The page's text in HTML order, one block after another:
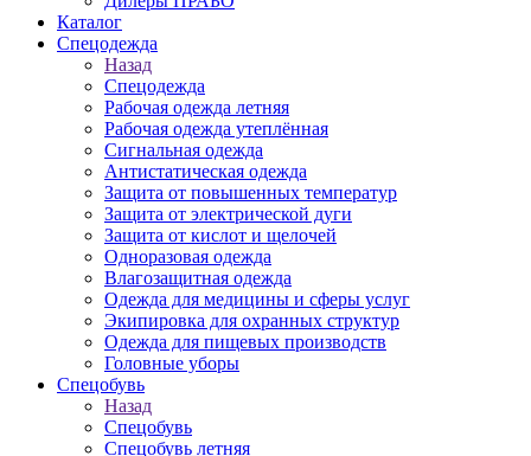
Каталог
Спецодежда
Назад
Спецодежда
Рабочая одежда летняя
Рабочая одежда утеплённая
Сигнальная одежда
Антистатическая одежда
Защита от повышенных температур
Защита от электрической дуги
Защита от кислот и щелочей
Одноразовая одежда
Влагозащитная одежда
Одежда для медицины и сферы услуг
Экипировка для охранных структур
Одежда для пищевых производств
Головные уборы
Спецобувь
Назад
Спецобувь
Спецобувь летняя